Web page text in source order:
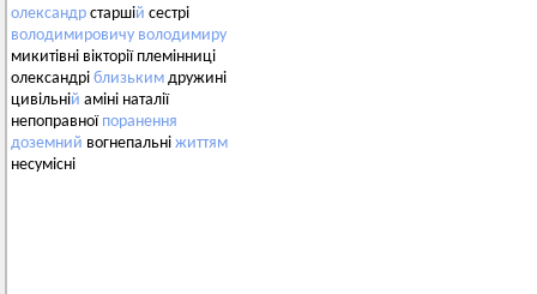
олександр старшій сестрі
володимировичу володимиру
микитівні вікторії племінниці
олександрі близьким дружині
цивільній аміні наталії
непоправної поранення
доземний вогнепальні життям
несумісні